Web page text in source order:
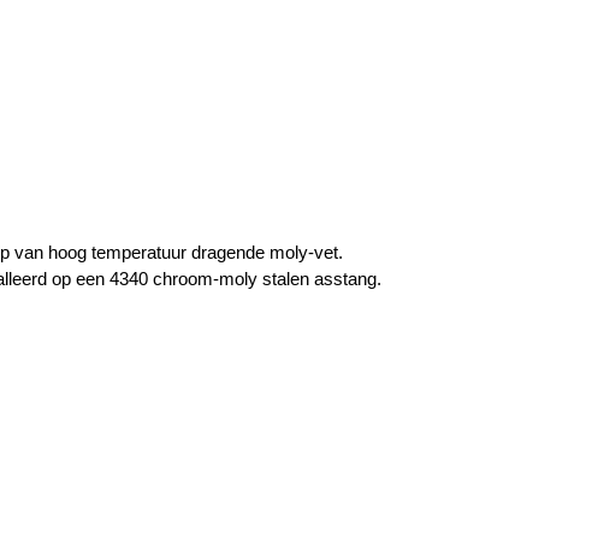
van hoog temperatuur dragende moly-vet.
op een 4340 chroom-moly stalen asstang.